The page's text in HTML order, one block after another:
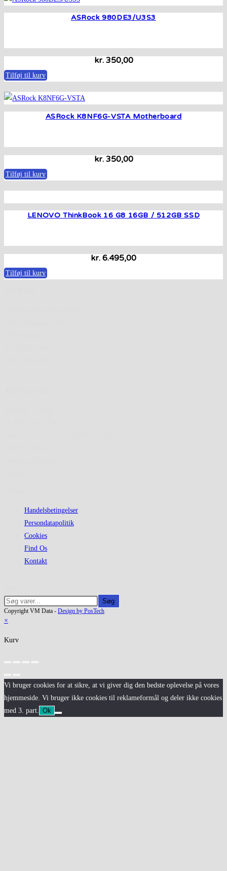
ASRock 980DE3/U3S3
kr.350,00
Tilføj til kurv
ASRock K8NF6G-VSTA Motherboard
kr.350,00
Tilføj til kurv
LENOVO ThinkBook 16 G8 16GB / 512GB SSD
kr. 6.495,00
Tilføj til kurv
Handelsbetingelser
Persondatapolitik
Cookies
Find Os
Kontakt
Søg
Copyright VM Data - Design by PosTech
×
Kurv
Vi bruger cookies for at sikre, at vi giver dig den bedste oplevelse på vores
hjemmeside. Vi bruger ikke cookies til reklameformål og deler ikke cookies
med 3. part.
Ok